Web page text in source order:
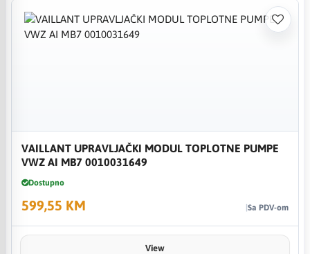
VAILLANT UPRAVLJAČKI MODUL TOPLOTNE PUMPE
VWZ AI MB7 0010031649
Dostupno
599,55 KM Sa PDV-om
View